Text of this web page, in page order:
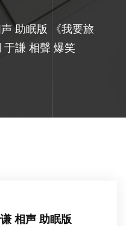
助眠版 《我要旅
于謙 相聲 爆笑
相声 助眠版